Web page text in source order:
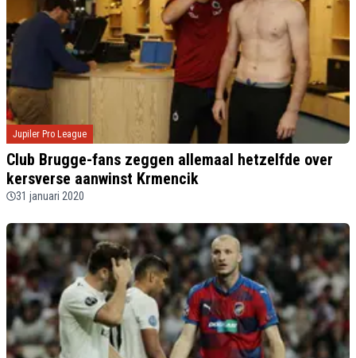
Jupiler Pro League
Club Brugge-fans zeggen allemaal hetzelfde over
kersverse aanwinst Krmencik
31 januari 2020